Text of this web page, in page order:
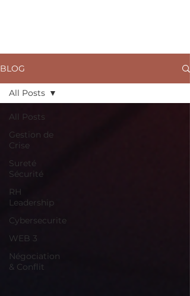
BLOG
All Posts
Gestion de
Crise
Sureté
Sécurité
RH
Leadership
Cybersecurite
WEB 3
Négociation
& Conflit
All Posts